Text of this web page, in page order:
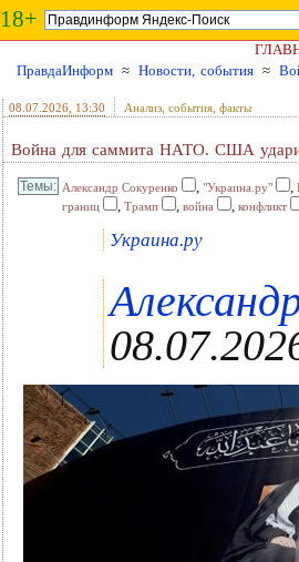
18+
ПравдаИнформ ≈ Новости, события ≈
08.07.2026 , 13:30 Анализ, события, факты
Война для саммита НАТО. США
Александр Сокуренко , "Украина.ру" ,
границ
, Трамп , война , конфликт
Украина.ру